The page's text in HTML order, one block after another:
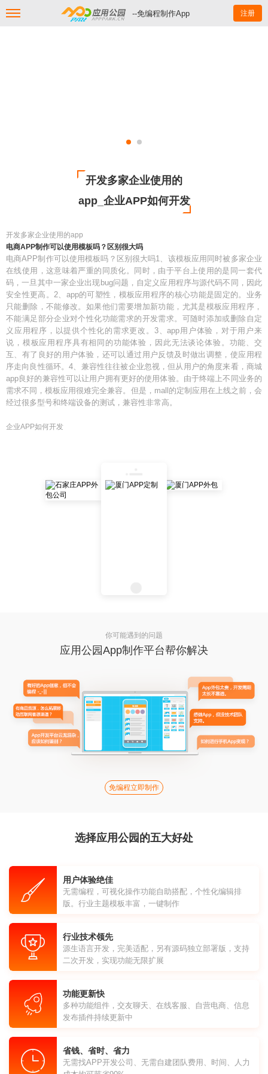
--免编程制作App 注册
开发多家企业使用的
app_企业APP如何开发
开发多家企业使用的app
电商APP制作可以使用模板吗？区别很大吗
电商APP制作可以使用模板吗？区别很大吗1、该模板应用同时被多家企业
在线使用，这意味着严重的同质化。同时，由于平台上使用的是同一套代
码，一旦其中一家企业出现bug问题，自定义应用程序与源代码不同，因此
安全性更高。2、app的可塑性，模板应用程序的核心功能是固定的。业务
只能删除，不能修改。如果他们需要增加新功能，尤其是模板应用程序，
不能满足部分企业对个性化功能需求的开发需求。可随时添加或删除自定
义应用程序，以提供个性化的需求更改。3、app用户体验，对于用户来
说，模板应用程序具有相同的功能体验，因此无法谈论体验。功能、交
互、有了良好的用户体验，还可以通过用户反馈及时做出调整，使应用程
序走向良性循环。4、兼容性往往被企业忽视，但从用户的角度来看，商城
app良好的兼容性可以让用户拥有更好的使用体验。由于终端上不同业务的
需求不同，模板应用很难完全兼容。但是，mall的定制应用在上线之前，会
经过很多型号和终端设备的测试，兼容性非常高。
企业APP如何开发
你可能遇到的问题
应用公园App制作平台帮你解决
免编程立即制作
选择应用公园的五大好处
用户体验绝佳
无需编程，可视化操作功能自助搭配，个性化编辑排
版。行业主题模板丰富，一键制作
行业技术领先
源生语言开发，完美适配，另有源码独立部署版，支持
二次开发，实现功能无限扩展
功能更新快
多种功能组件，交友聊天、在线客服、自营电商、信息
发布插件持续更新中
省钱、省时、省力
无需找APP开发公司、无需自建团队费用、时间、人力